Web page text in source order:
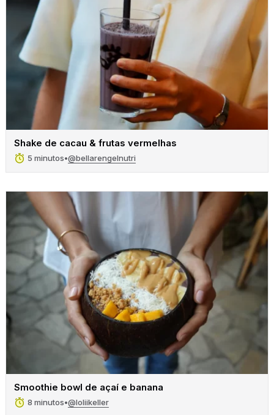
Shake de cacau & frutas vermelhas
5 minutos•@bellarengelnutri
Smoothie bowl de açaí e banana
8 minutos•@loliikeller